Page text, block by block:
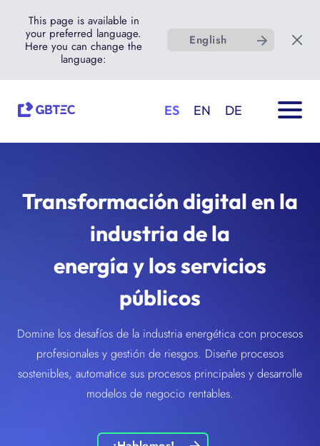
This page is available in
your preferred language.
Here you can change the
language:
English
ES EN DE
Transformación digital en la
industria de la
energía y los servicios
públicos
Domine los desafíos de la industria energética con procesos
profesionales y gestión de riesgos. Diseñe procesos
sostenibles, automatice sus procesos principales y desarrolle
modelos de negocio rentables.